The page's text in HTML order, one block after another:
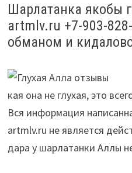
Шарлатанка якобы
artmlv.ru +7-903-
обманом и
кая она не глухая, это
Вся информация
artmlv.ru не является
дара у шарлатанки Аллы